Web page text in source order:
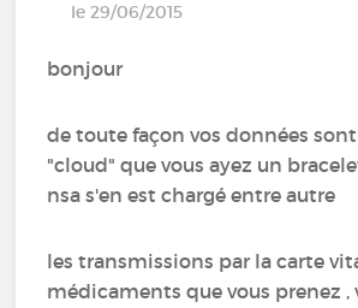
le 29/06/2015
bonjour
de toute façon vos données
"cloud" que vous ayez un
nsa s'en est chargé entre autre
les transmissions par la carte
médicaments que vous prenez ,